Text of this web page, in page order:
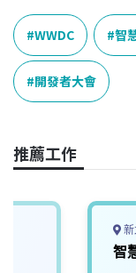
c
e
b
o
o
n
e
r
a
WWDC 智
開發者大會
推薦工作
智